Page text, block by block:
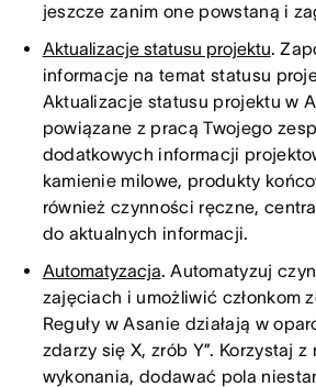
jeszcze zanim one powstaną i
Aktualizacje statusu projektu.
informacje na temat statusu
Aktualizacje statusu projektu w
powiązane z pracą Twojego
dodatkowych informacji
kamienie milowe, produkty
również czynności ręczne,
do aktualnych informacji.
Automatyzacja. Automatyzuj
zajęciach i umożliwić członkom
Reguły w Asanie działają w
zdarzy się X, zrób Y”. Korzystaj
wykonania, dodawać pola